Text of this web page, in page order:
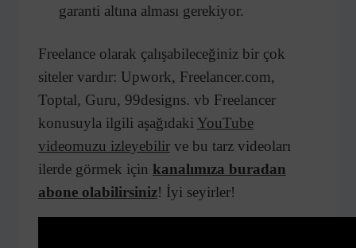
garanti altına alması gerekiyor.
Freelance olarak çalışabileceğiniz bir çok
siteler vardır: Upwork, Freelancer.com,
Toptal, Guru, 99designs. vb Freelancer
konusuyla ilgili aşağıdakiYouTube
videomuzu izleyebilir ve bu tarz videoları
ilerde görmek için kanalımıza buradan
abone olabilirsiniz! İyi seyirler!